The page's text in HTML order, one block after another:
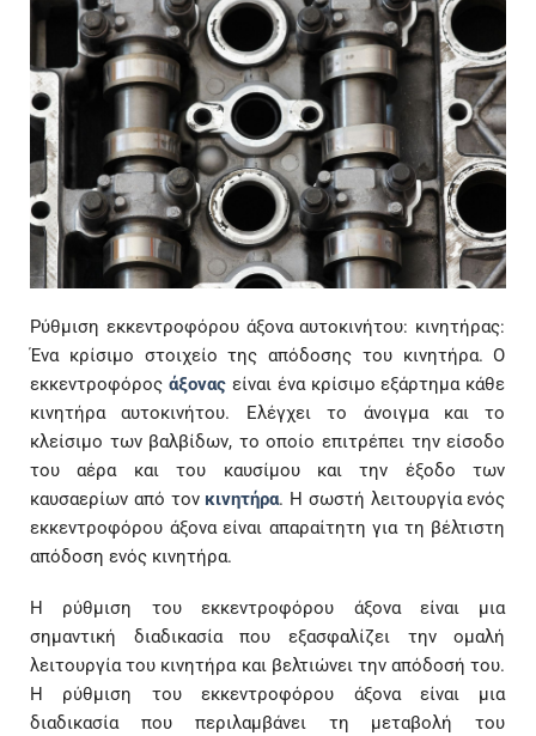
Ρύθμιση εκκεντροφόρου άξονα αυτοκινήτου: κινητήρας:
Ένα κρίσιμο στοιχείο της απόδοσης του κινητήρα. Ο
εκκεντροφόρος άξονας είναι ένα κρίσιμο εξάρτημα κάθε
κινητήρα αυτοκινήτου. Ελέγχει το άνοιγμα και το
κλείσιμο των βαλβίδων, το οποίο επιτρέπει την είσοδο
του αέρα και του καυσίμου και την έξοδο των
καυσαερίων από τον κινητήρα. Η σωστή λειτουργία ενός
εκκεντροφόρου άξονα είναι απαραίτητη για τη βέλτιστη
απόδοση ενός κινητήρα.
Η ρύθμιση του εκκεντροφόρου άξονα είναι μια
σημαντική διαδικασία που εξασφαλίζει την ομαλή
λειτουργία του κινητήρα και βελτιώνει την απόδοσή του.
Η ρύθμιση του εκκεντροφόρου άξονα είναι μια
διαδικασία που περιλαμβάνει τη μεταβολή του